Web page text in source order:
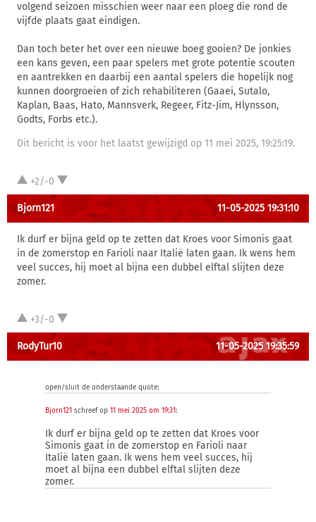
volgend seizoen misschien weer naar een ploeg die rond de
vijfde plaats gaat eindigen.
Dan toch beter het over een nieuwe boeg gooien? De jonkies
een kans geven, een paar spelers met grote potentie scouten
en aantrekken en daarbij een aantal spelers die hopelijk nog
kunnen doorgroeien of zich rehabiliteren (Gaaei, Sutalo,
Kaplan, Baas, Hato, Mannsverk, Regeer, Fitz-Jim, Hlynsson,
Godts, Forbs etc.).
Dit bericht is voor het laatst gewijzigd op 11 mei 2025, 19:25:19.
+2/-0
Bjorn121 11-05-2025 19:31:10
Ik durf er bijna geld op te zetten dat Kroes voor Simonis gaat
in de zomerstop en Farioli naar Italië laten gaan. Ik wens hem
veel succes, hij moet al bijna een dubbel elftal slijten deze
zomer.
+3/-0
RodyTur10 11-05-2025 19:35:59
open/sluit de onderstaande quote:
Bjorn121 schreef op 11 mei 2025 om 19:31:
Ik durf er bijna geld op te zetten dat Kroes voor
Simonis gaat in de zomerstop en Farioli naar
Italië laten gaan. Ik wens hem veel succes, hij
moet al bijna een dubbel elftal slijten deze
zomer.